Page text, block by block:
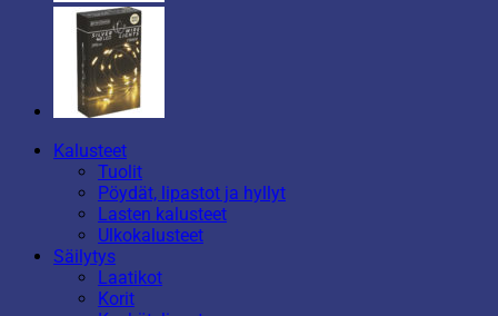
Kalusteet
Tuolit
Pöydät, lipastot ja hyllyt
Lasten kalusteet
Ulkokalusteet
Säilytys
Laatikot
Korit